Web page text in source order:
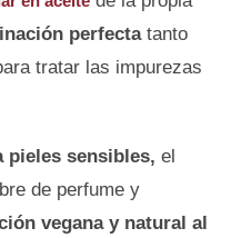
perfectatanto
tratar las impurezas
pieles sensibles, el
de perfume y
vegana y natural al